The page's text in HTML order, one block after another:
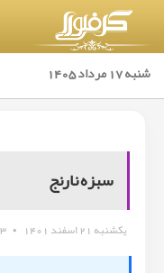
شنبه 17 مرداد 1405
سبزه نارنج
یکشنبه 21 اسفند 1401 •